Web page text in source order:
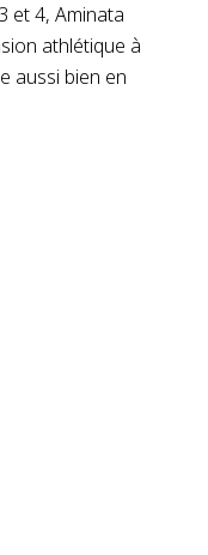
et 4, Aminata
athlétique à
aussi bien en